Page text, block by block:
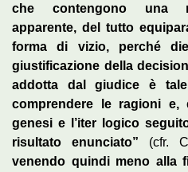
che contengono una
apparente, del tutto
forma di vizio, perché
giustificazione della
addotta dal giudice è
comprendere le ragioni
genesi e l’iter logico
risultato enunciato” (cfr.
venendo quindi meno alla